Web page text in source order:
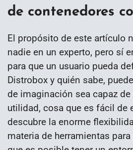
de contenedores
El propósito de este artículo
nadie en un experto, pero sí
para que un usuario pueda
Distrobox y quién sabe,
de imaginación sea capaz
utilidad, cosa que es fácil de
descubre la enorme
materia de herramientas